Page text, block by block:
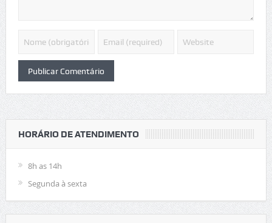
HORÁRIO DE ATENDIMENTO
8h as 14h
Segunda à sexta